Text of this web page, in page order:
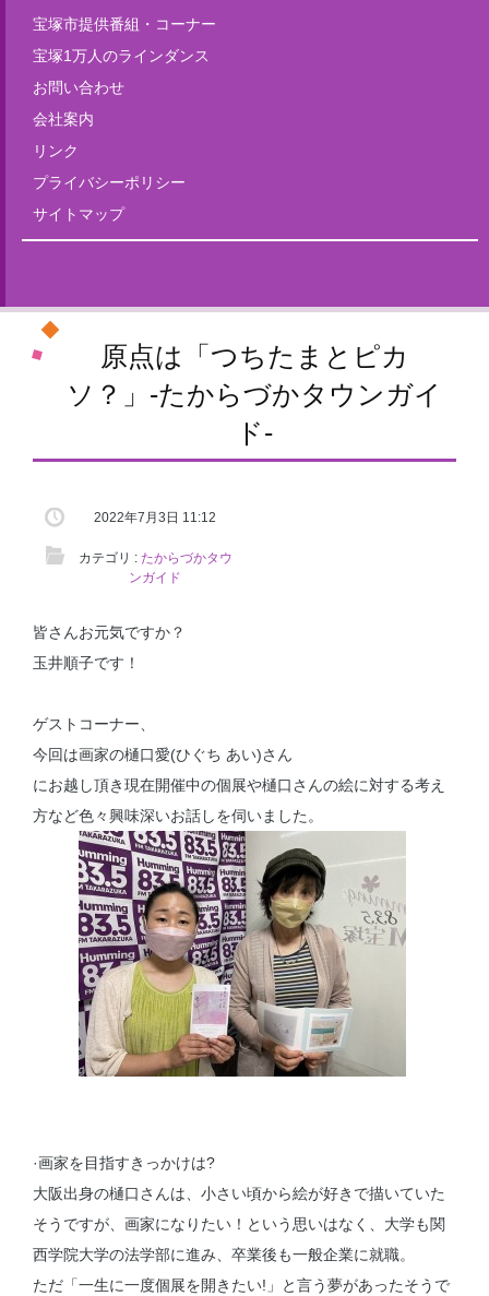
宝塚市提供番組・コーナー
宝塚1万人のラインダンス
お問い合わせ
会社案内
リンク
プライバシーポリシー
サイトマップ
原点は「つちたまとピカ
ソ？」-たからづかタウンガイ
ド-
2022年7月3日 11:12
カテゴリ : たからづかタウ
ンガイド
皆さんお元気ですか？
玉井順子です！
ゲストコーナー、
今回は画家の樋口愛(ひぐち あい)さん
にお越し頂き現在開催中の個展や樋口さんの絵に対する考え
方など色々興味深いお話しを伺いました。
·画家を目指すきっかけは?
大阪出身の樋口さんは、小さい頃から絵が好きで描いていた
そうですが、画家になりたい！という思いはなく、大学も関
西学院大学の法学部に進み、卒業後も一般企業に就職。
ただ「一生に一度個展を開きたい!」と言う夢があったそうで